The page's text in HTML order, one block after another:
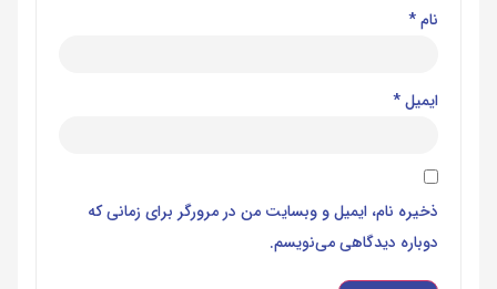
نام*
ایمیل*
ذخیره نام، ایمیل و وبسایت من در مرورگر برای زمانی که
دوباره دیدگاهی می‌نویسم.